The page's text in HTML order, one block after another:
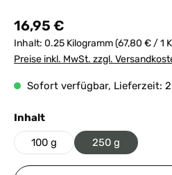
Regulärer Preis:
16,95 €
Inhalt: 0.25 Kilogramm(67,80 € / 1
Preise inkl. MwSt. zzgl.
Sofort verfügbar, Lieferzeit:
Inhaltauswählen
100 g 250 g